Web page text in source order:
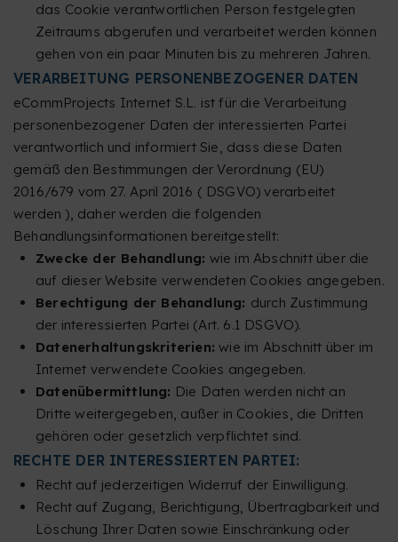
das Cookie verantwortlichen Person festgelegten
Zeitraums abgerufen und verarbeitet werden können
gehen von ein paar Minuten bis zu mehreren Jahren.
VERARBEITUNG PERSONENBEZOGENER DATEN
eCommProjects Internet S.L. ist für die Verarbeitung
personenbezogener Daten der interessierten Partei
verantwortlich und informiert Sie, dass diese Daten
gemäß den Bestimmungen der Verordnung (EU)
2016/679 vom 27. April 2016 ( DSGVO) verarbeitet
werden ), daher werden die folgenden
Behandlungsinformationen bereitgestellt:
Zwecke der Behandlung: wie im Abschnitt über die
auf dieser Website verwendeten Cookies angegeben.
Berechtigung der Behandlung: durch Zustimmung
der interessierten Partei (Art. 6.1 DSGVO).
Datenerhaltungskriterien: wie im Abschnitt über im
Internet verwendete Cookies angegeben.
Datenübermittlung: Die Daten werden nicht an
Dritte weitergegeben, außer in Cookies, die Dritten
gehören oder gesetzlich verpflichtet sind.
RECHTE DER INTERESSIERTEN PARTEI:
Recht auf jederzeitigen Widerruf der Einwilligung.
Recht auf Zugang, Berichtigung, Übertragbarkeit und
Löschung Ihrer Daten sowie Einschränkung oder